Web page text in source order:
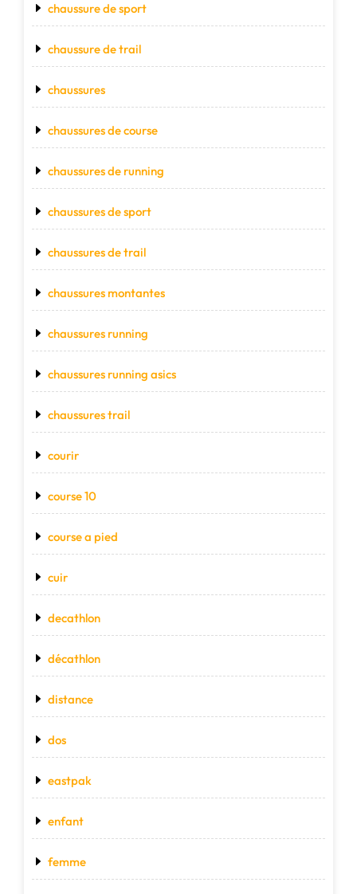
chaussure de sport
chaussure de trail
chaussures
chaussures de course
chaussures de running
chaussures de sport
chaussures de trail
chaussures montantes
chaussures running
chaussures running asics
chaussures trail
courir
course 10
course a pied
cuir
decathlon
décathlon
distance
dos
eastpak
enfant
femme